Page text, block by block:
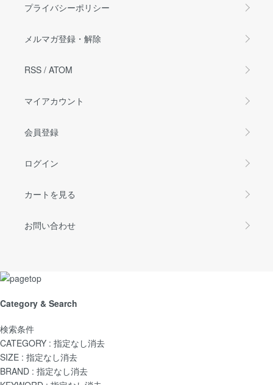
プライバシーポリシー
メルマガ登録・解除
RSS / ATOM
マイアカウント
会員登録
ログイン
カートを見る
お問い合わせ
Category & Search
検索条件
CATEGORY : 指定なし消去
SIZE : 指定なし消去
BRAND : 指定なし消去